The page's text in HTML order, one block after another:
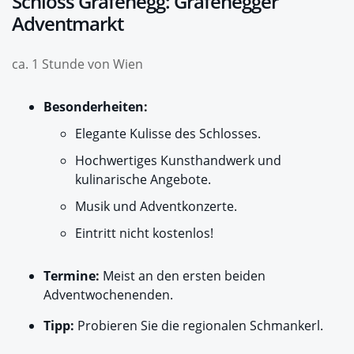
Adventmarkt
ca. 1 Stunde von Wien
Besonderheiten:
Elegante Kulisse des Schlosses.
Hochwertiges Kunsthandwerk und
kulinarische Angebote.
Musik und Adventkonzerte.
Eintritt nicht kostenlos!
Termine: Meist an den ersten beiden
Adventwochenenden.
Tipp: Probieren Sie die regionalen Schmankerl.